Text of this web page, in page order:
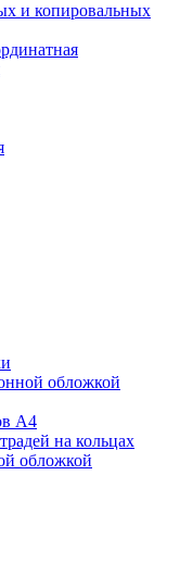
и копировальных
обложкой
А4
на кольцах
обложкой